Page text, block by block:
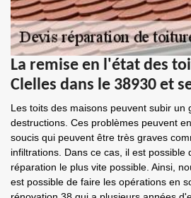
La remise en l'état des
Clelles dans le 38930 et
Les toits des maisons peuvent subir un
destructions. Ces problèmes peuvent
soucis qui peuvent être très graves
infiltrations. Dans ce cas, il est possible
réparation le plus vite possible. Ainsi,
est possible de faire les opérations en